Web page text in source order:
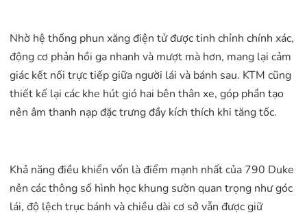
Nhờ hệ thống phun xăng điện tử được tinh chỉnh chính xác,
động cơ phản hồi ga nhanh và mượt mà hơn, mang lại cảm
giác kết nối trực tiếp giữa người lái và bánh sau. KTM cũng
thiết kế lại các khe hút gió hai bên thân xe, góp phần tạo
nên âm thanh nạp đặc trưng đầy kích thích khi tăng tốc.
Khả năng điều khiển vốn là điểm mạnh nhất của 790 Duke
nên các thông số hình học khung sườn quan trọng như góc
lái, độ lệch trục bánh và chiều dài cơ sở vẫn được giữ